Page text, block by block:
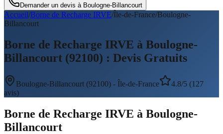
Demander un devis à Boulogne-Billancourt
Accueil/Borne de Recharge IRVE/Île-de-France/Boulogne-
Billancourt
Borne de Recharge IRVE à Boulogne-
Billancourt (92100) : Devis Gratuits
Boulogne-Billancourt (92100) - Île-de-France
4.8/5 (127
avis)
Borne de Recharge IRVE à Boulogne-
Billancourt